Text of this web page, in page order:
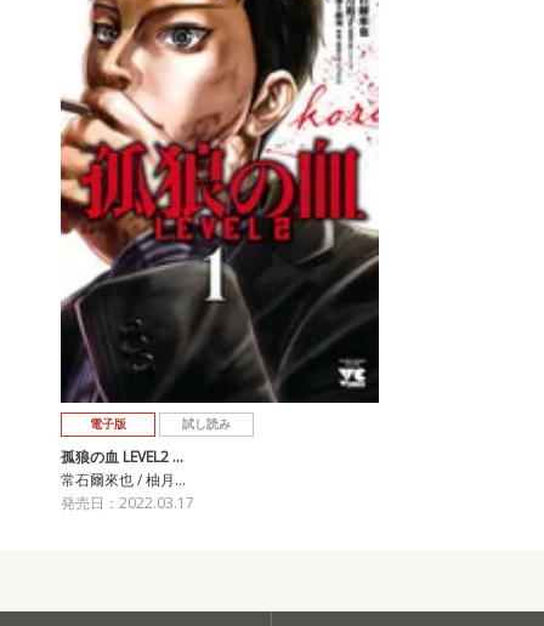
電子版 試し読み
孤狼の血 LEVEL2 …
常石爾來也 / 柚月…
発売日：2022.03.17